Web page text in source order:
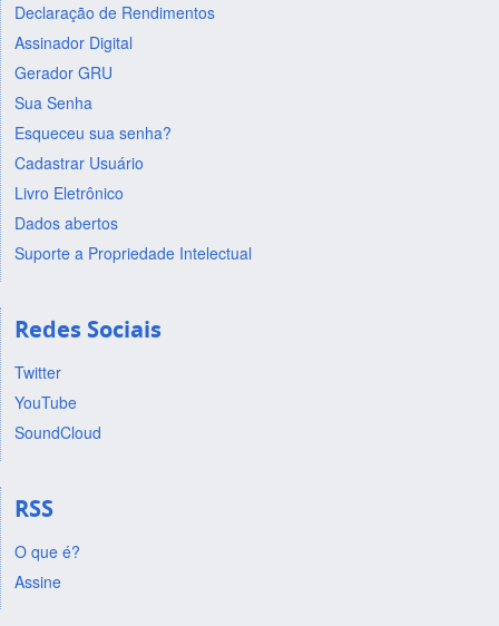
Declaração de Rendimentos
Assinador Digital
Gerador GRU
Sua Senha
Esqueceu sua senha?
Cadastrar Usuário
Livro Eletrônico
Dados abertos
Suporte a Propriedade Intelectual
Redes Sociais
Twitter
YouTube
SoundCloud
RSS
O que é?
Assine